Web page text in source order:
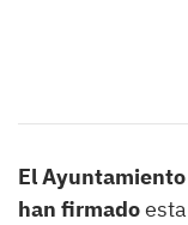
El
han firmado